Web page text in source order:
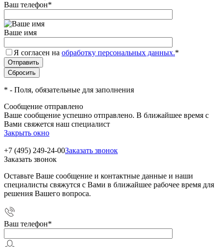
Ваш телефон*
Ваше имя
Я согласен на обработку персональных данных.*
* - Поля, обязательные для заполнения
Сообщение отправлено
Ваше сообщение успешно отправлено. В ближайшее время с
Вами свяжется наш специалист
Закрыть окно
+7 (495) 249-24-00Заказать звонок
Заказать звонок
Оставьте Ваше сообщение и контактные данные и наши
специалисты свяжутся с Вами в ближайшее рабочее время для
решения Вашего вопроса.
Ваш телефон*